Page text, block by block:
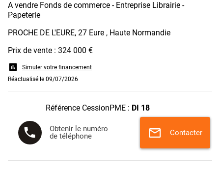
A vendre Fonds de commerce - Entreprise Librairie -
Papeterie
PROCHE DE L'EURE, 27 Eure , Haute Normandie
Prix de vente : 324 000 €
assessment
Simuler votre financement
Réactualisé le 09/07/2026
Référence CessionPME : DI 18
phone
Obtenir le numéro
de téléphone
mail Contacter